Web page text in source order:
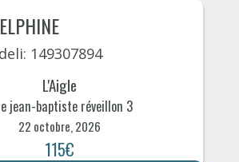
149307894
L'Aigle
jean-baptiste réveillon 3
22 octobre, 2026
115€